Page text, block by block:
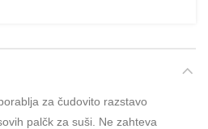
za čudovito razstavo
palčk za suši. Ne zahteva